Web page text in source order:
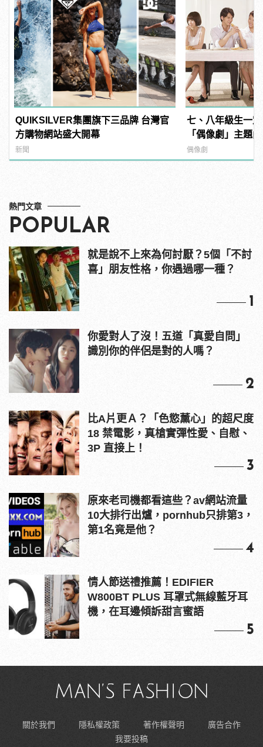
QUIKSILVER集團旗下三品牌 台灣官
方購物網站盛大開幕
新聞
七、八年級生一
「偶像劇」主題
頭
偶像劇
熱門文章
POPULAR
就是說不上來為何討厭？5個「不討
喜」朋友性格，你遇過哪一種？
1
你愛對人了沒！五道「真愛自問」
識別你的伴侶是對的人嗎？
2
比A片更Ａ？「色慾薰心」的超尺度
18 禁電影，真槍實彈性愛、自慰、
3P 直接上！
3
原來老司機都看這些？av網站流量
10大排行出爐，pornhub只排第3，
第1名竟是他？
4
情人節送禮推薦！EDIFIER
W800BT PLUS 耳罩式無線藍牙耳
機，在耳邊傾訴甜言蜜語
5
關於我們 隱私權政策 著作權聲明
廣告合作
我要投稿